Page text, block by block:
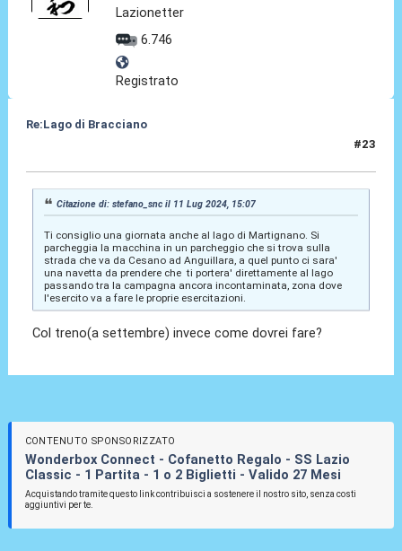
Lazionetter
6.746
Registrato
Re:Lago di Bracciano
#23
Citazione di: stefano_snc il 11 Lug 2024, 15:07
Ti consiglio una giornata anche al lago di Martignano. Si
parcheggia la macchina in un parcheggio che si trova sulla
strada che va da Cesano ad Anguillara, a quel punto ci sara'
una navetta da prendere che ti portera' direttamente al lago
passando tra la campagna ancora incontaminata, zona dove
l'esercito va a fare le proprie esercitazioni.
Col treno(a settembre) invece come dovrei fare?
CONTENUTO SPONSORIZZATO
Wonderbox Connect - Cofanetto Regalo - SS Lazio
Classic - 1 Partita - 1 o 2 Biglietti - Valido 27 Mesi
Acquistando tramite questo link contribuisci a sostenere il nostro sito, senza costi
aggiuntivi per te.